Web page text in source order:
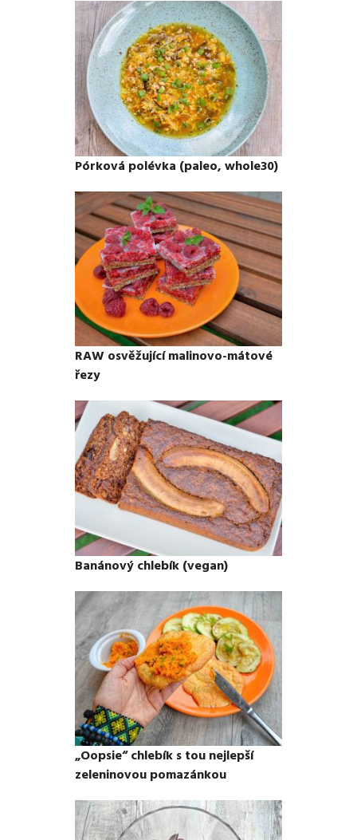
Pórková polévka (paleo, whole30)
RAW osvěžující malinovo-mátové
řezy
Banánový chlebík (vegan)
„Oopsie“ chlebík s tou nejlepší
zeleninovou pomazánkou